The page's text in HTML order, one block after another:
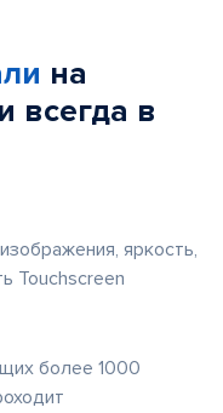
на
всегда в
яркость,
Touchscreen
более 1000